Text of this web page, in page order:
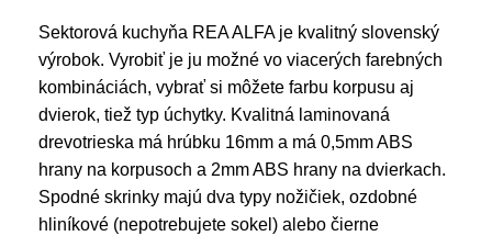
Sektorová kuchyňa REA ALFA je kvalitný slovenský
výrobok. Vyrobiť je ju možné vo viacerých farebných
kombináciách, vybrať si môžete farbu korpusu aj
dvierok, tiež typ úchytky. Kvalitná laminovaná
drevotrieska má hrúbku 16mm a má 0,5mm ABS
hrany na korpusoch a 2mm ABS hrany na dvierkach.
Spodné skrinky majú dva typy nožičiek, ozdobné
hliníkové (nepotrebujete sokel) alebo čierne